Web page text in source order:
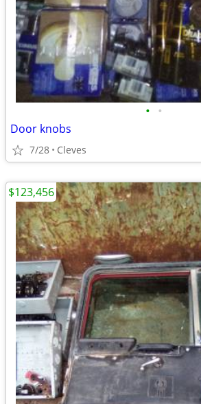
• •
Door knobs
7/28 Cleves
$123,456